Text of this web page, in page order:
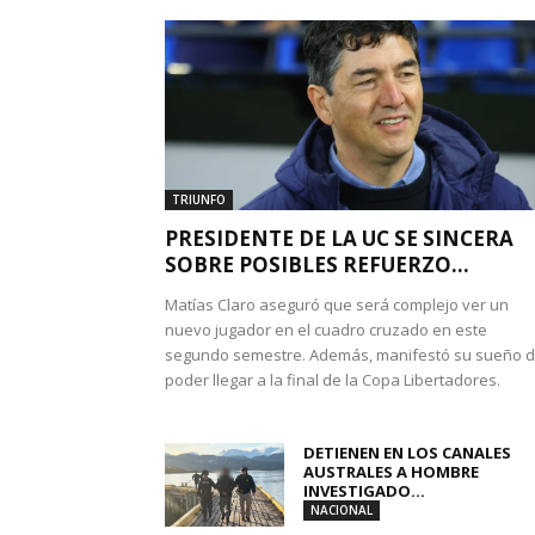
TRIUNFO
PRESIDENTE DE LA UC SE SINCERA
SOBRE POSIBLES REFUERZO...
Matías Claro aseguró que será complejo ver un
nuevo jugador en el cuadro cruzado en este
segundo semestre. Además, manifestó su sueño
poder llegar a la final de la Copa Libertadores.
DETIENEN EN LOS CANALES
AUSTRALES A HOMBRE
INVESTIGADO...
NACIONAL